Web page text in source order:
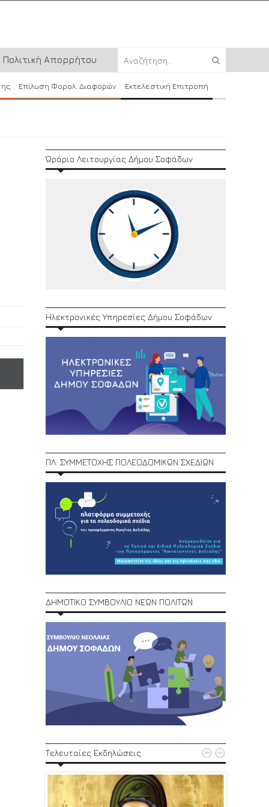
Πολιτική Απορρήτου
Επίλυση Φορολ. Διαφορών Εκτελεστική Επιτροπή
Ώράριο Λειτουργίας Δήμου Σοφάδων
Ηλεκτρονικές Υπηρεσίες Δήμου Σοφάδων
ΠΛ. ΣΥΜΜΕΤΟΧΗΣ ΠΟΛΕΟΔΟΜΙΚΩΝ ΣΧΕΔΙΩΝ
ΔΗΜΟΤΙΚΟ ΣΥΜΒΟΥΛΙΟ ΝΕΩΝ ΠΟΛΙΤΩΝ
Τελευταίες Εκδηλώσεις  